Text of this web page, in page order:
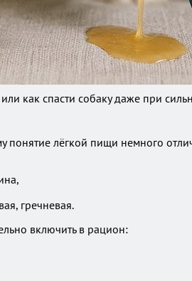
как спасти собаку даже при
лёгкой пищи немного
гречневая.
включить в рацион: